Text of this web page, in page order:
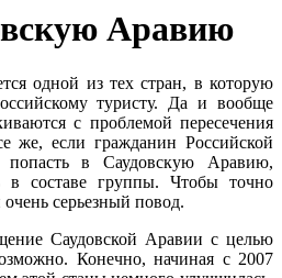
Аравию
одной из тех стран, в которую
туристу. Да и вообще
с проблемой пересечения
же, если гражданин Российской
попасть в Саудовскую Аравию,
в составе группы. Чтобы точно
серьезный повод.
Саудовской Аравии с целью
Конечно, начиная с 2007